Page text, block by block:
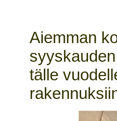
Aiemman
tälle